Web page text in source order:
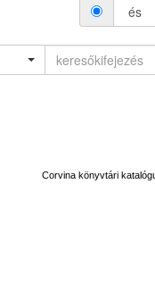
és
Corvina könyvtári